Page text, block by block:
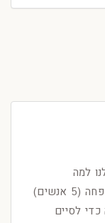
למה
להשוות, אבל מאוד נהנינו. היינו כל המשפחה (5 אנשים)
לסיים